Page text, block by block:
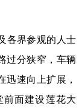
各界参观的人士
过分狭窄，车辆
迅速向上扩展，
前面建设莲花大